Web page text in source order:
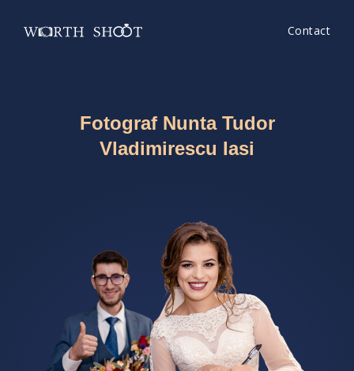
Contact
Fotograf Nunta Tudor
Vladimirescu Iasi